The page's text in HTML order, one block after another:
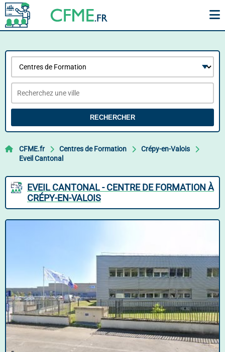
RECHERCHER
CFME.fr Centres de Formation
Crépy-en-Valois
Eveil Cantonal
EVEIL CANTONAL - CENTRE DE FORMATION À
CRÉPY-EN-VALOIS